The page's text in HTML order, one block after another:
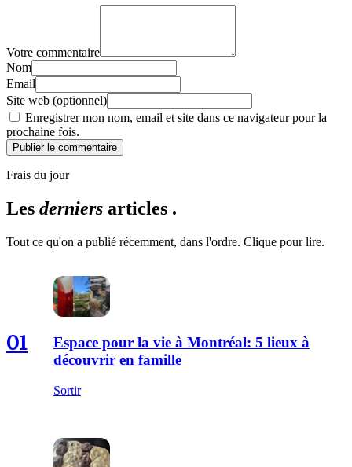
Votre commentaire
Nom
Email
Site web (optionnel)
Enregistrer mon nom, email et site dans ce navigateur pour la
prochaine fois.
Publier le commentaire
Frais du jour
Les derniers articles .
Tout ce qu'on a publié récemment, dans l'ordre. Clique pour lire.
01
Espace pour la vie à Montréal: 5 lieux à
découvrir en famille
Sortir